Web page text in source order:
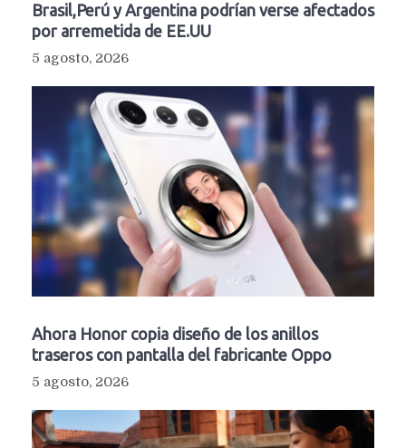
Brasil,Perú y Argentina podrían verse afectados
por arremetida de EE.UU
5 agosto, 2026
Ahora Honor copia diseño de los anillos
traseros con pantalla del fabricante Oppo
5 agosto, 2026